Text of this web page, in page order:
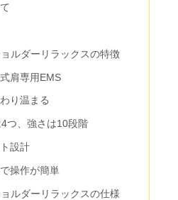
ルダーリラックスの特徴
肩専用EMS
り温まる
つ、強さは10段階
設計
操作が簡単
ルダーリラックスの仕様